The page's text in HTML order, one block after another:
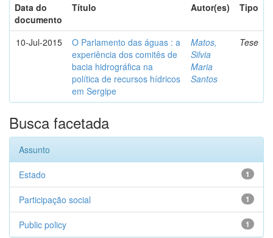
Data do
documento
Título Autor(es) Tipo
10-Jul-2015
O Parlamento das águas : a
experiência dos comitês de
bacia hidrográfica na
política de recursos hídricos
em Sergipe
Matos,
Silvia
Maria
Santos
Tese
Busca facetada
Assunto
1
Estado
1
Participação social
1
Public policy